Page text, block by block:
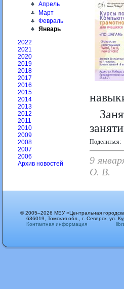
Апрель
Март
Февраль
Январь
2022
2021
2020
2019
2018
2017
2016
2015
2014
2013
2012
2011
2010
2009
2008
2007
2006
Архив новостей
Поделиться:
9
О. В.
© 2005–2026 МБУ «Центральная
636019, Томская обл., г. Северск, ул.
Контактная информация